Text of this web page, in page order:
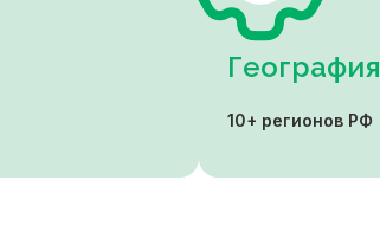
География
10+ регионов РФ